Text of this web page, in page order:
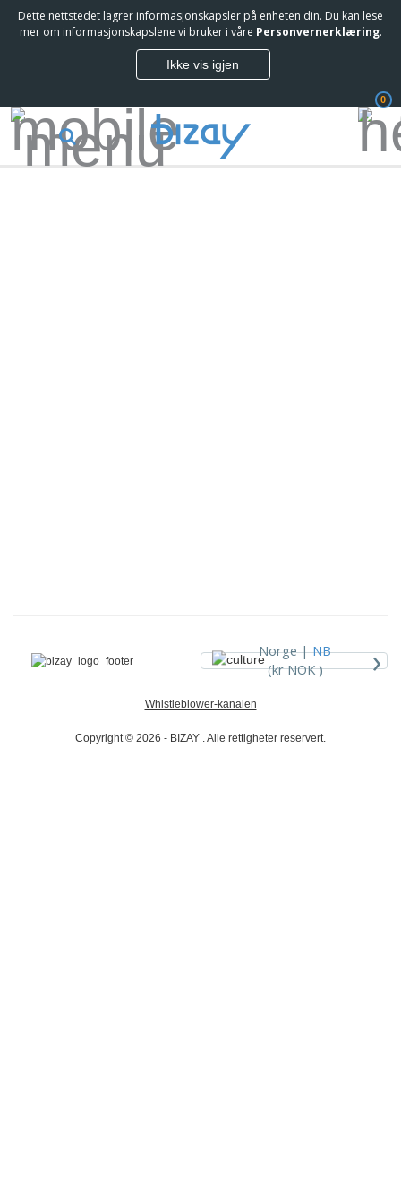
Dette nettstedet lagrer informasjonskapsler på enheten din. Du kan lese
mer om informasjonskapslene vi bruker i våre Personvernerklæring.
Ikke vis igjen
0
Norge |NB
(kr NOK )
›
Whistleblower-kanalen
Copyright © 2026 - BIZAY . Alle rettigheter reservert.